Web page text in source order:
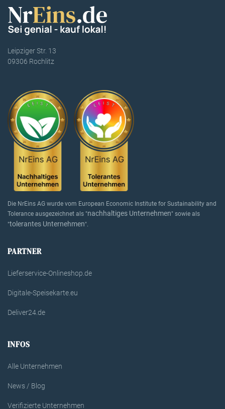
Leipziger Str. 13
09306 Rochlitz
Die NrEins AG wurde vom European Economic Institute for Sustainability and
Tolerance ausgezeichnet als "nachhaltiges Unternehmen" sowie als
"tolerantes Unternehmen".
PARTNER
Lieferservice-Onlineshop.de
Digitale-Speisekarte.eu
Deliver24.de
INFOS
Alle Unternehmen
News / Blog
Verifizierte Unternehmen